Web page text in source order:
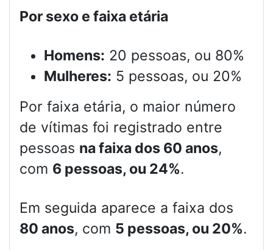
Por sexo e faixa etária
Homens: 20 pessoas, ou 80%
Mulheres: 5 pessoas, ou 20%
Por faixa etária, o maior número
de vítimas foi registrado entre
pessoas na faixa dos 60 anos,
com 6 pessoas, ou 24%.
Em seguida aparece a faixa dos
80 anos, com 5 pessoas, ou 20%.